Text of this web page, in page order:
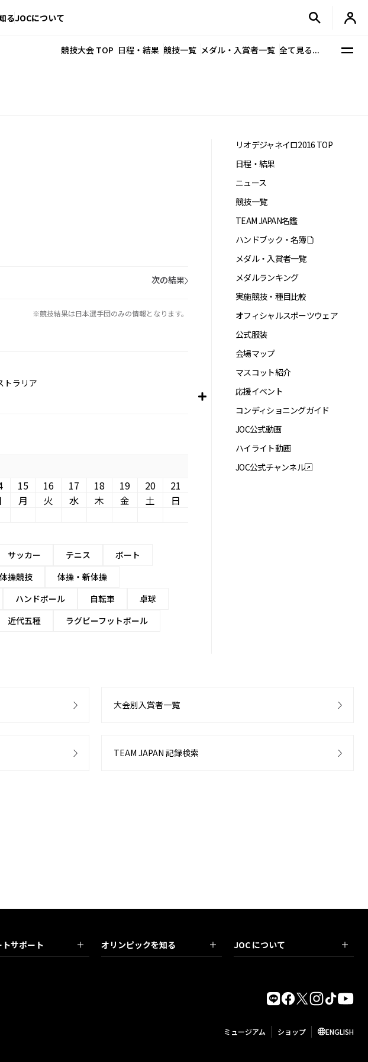
るJOCについて
競技大会 TOP 日程・結果 競技一覧 メダル・入賞者一覧 全て見る...
次の結果
※競技結果は日本選手団のみの情報となります。
トラリア
15 16 17 18 19 20
21
月 火 水 木 金 土
日
サッカー テニス
ボート
操競技
体操・新体操
ハンドボール 自転車
卓球
近代五種
ラグビーフットボール
リオデジャネイロ2016 TOP
日程・結果
ニュース
競技一覧
TEAM JAPAN名鑑
ハンドブック・名簿
メダル・入賞者一覧
メダルランキング
実施競技・種目比較
オフィシャルスポーツウェア
公式服装
会場マップ
マスコット紹介
応援イベント
コンディショニングガイド
JOC公式動画
ハイライト動画
JOC公式チャンネル
大会別入賞者一覧
TEAM JAPAN 記録検索
サポート オリンピックを知る JOC について
ミュージアム ショップ ENGLISH